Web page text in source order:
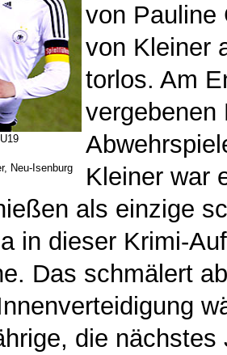
Neu-Isenburg
von Pauline
von Kleiner
torlos. Am
vergebenen
Kleiner war
als einzige
in dieser Krimi-
Das schmälert
die